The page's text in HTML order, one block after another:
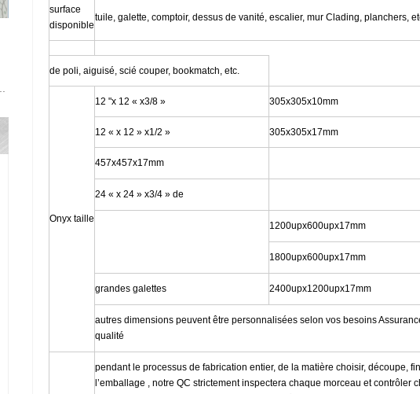
surface
disponible
tuile, galette, comptoir, dessus de vanité, escalier, mur Clading, planchers,
de poli, aiguisé, scié couper, bookmatch, etc.
Onyx taille
12 "x 12 « x3/8 » 305x305x10mm
12 « x 12 » x1/2 » 305x305x17mm
457x457x17mm
24 « x 24 » x3/4 » de
1200upx600upx17mm
1800upx600upx17mm
grandes galettes 2400upx1200upx17mm
autres dimensions peuvent être personnalisées selon vos besoins
qualité
pendant le processus de fabrication entier, de la matière choisir, découpe,
l’emballage , notre QC strictement inspectera chaque morceau et contrôler